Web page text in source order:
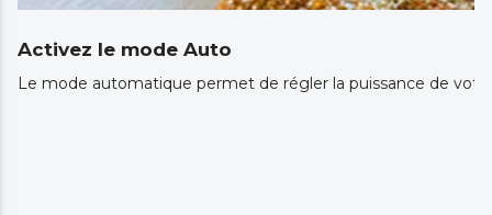
Activez le mode Auto
Le mode automatique permet de régler la puissance de